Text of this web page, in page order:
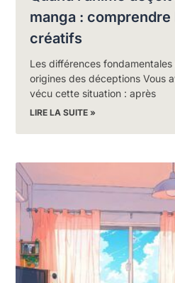
manga :
créatifs
Les différences
origines des déceptions Vous
vécu cette situation : après
LIRE LA SUITE »